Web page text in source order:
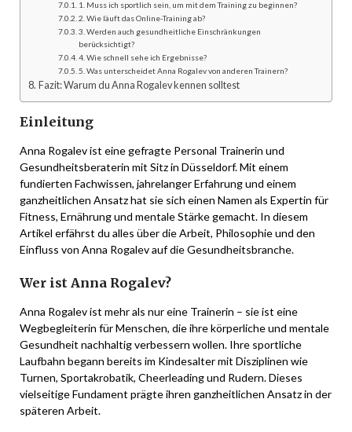
1. Muss ich sportlich sein, um mit dem Training zu beginnen?
2. Wie läuft das Online-Training ab?
3. Werden auch gesundheitliche Einschränkungen
berücksichtigt?
4. Wie schnell sehe ich Ergebnisse?
5. Was unterscheidet Anna Rogalev von anderen Trainern?
Fazit: Warum du Anna Rogalev kennen solltest
Einleitung
Anna Rogalev ist eine gefragte Personal Trainerin und
Gesundheitsberaterin mit Sitz in Düsseldorf. Mit einem
fundierten Fachwissen, jahrelanger Erfahrung und einem
ganzheitlichen Ansatz hat sie sich einen Namen als Expertin für
Fitness, Ernährung und mentale Stärke gemacht. In diesem
Artikel erfährst du alles über die Arbeit, Philosophie und den
Einfluss von Anna Rogalev auf die Gesundheitsbranche.
Wer ist Anna Rogalev?
Anna Rogalev ist mehr als nur eine Trainerin – sie ist eine
Wegbegleiterin für Menschen, die ihre körperliche und mentale
Gesundheit nachhaltig verbessern wollen. Ihre sportliche
Laufbahn begann bereits im Kindesalter mit Disziplinen wie
Turnen, Sportakrobatik, Cheerleading und Rudern. Dieses
vielseitige Fundament prägte ihren ganzheitlichen Ansatz in der
späteren Arbeit.